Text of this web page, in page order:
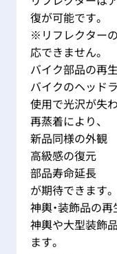
復が可能です。
※リフレクター
応できません。
バイク部品の再生
バイクのヘッド
使用で光沢が失
再蒸着により、
新品同様の外観
高級感の復元
部品寿命延長
が期待できます。
神輿・装飾品の再
神輿や大型装飾
ます。